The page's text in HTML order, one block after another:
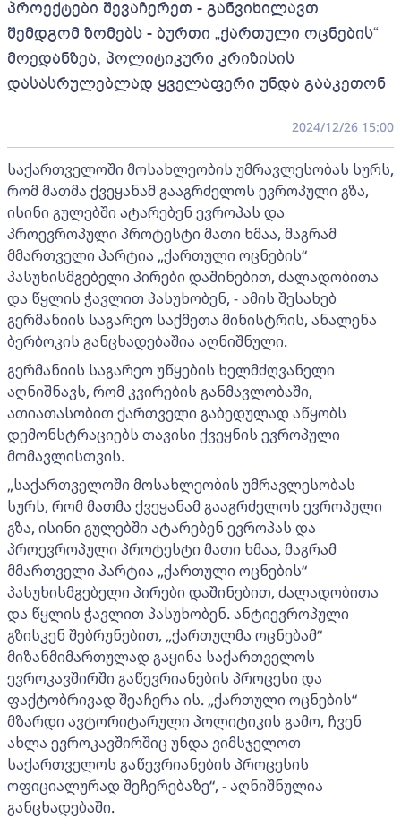
პროექტები შევაჩერეთ - განვიხილავთ
შემდგომ ზომებს - ბურთი „ქართული ოცნების“
მოედანზეა, პოლიტიკური კრიზისის
დასასრულებლად ყველაფერი უნდა გააკეთონ
2024/12/26 15:00
საქართველოში მოსახლეობის უმრავლესობას სურს,
რომ მათმა ქვეყანამ გააგრძელოს ევროპული გზა,
ისინი გულებში ატარებენ ევროპას და
პროევროპული პროტესტი მათი ხმაა, მაგრამ
მმართველი პარტია „ქართული ოცნების“
პასუხისმგებელი პირები დაშინებით, ძალადობითა
და წყლის ჭავლით პასუხობენ, - ამის შესახებ
გერმანიის საგარეო საქმეთა მინისტრის, ანალენა
ბერბოკის განცხადებაშია აღნიშნული.
გერმანიის საგარეო უწყების ხელმძღვანელი
აღნიშნავს, რომ კვირების განმავლობაში,
ათიათასობით ქართველი გაბედულად აწყობს
დემონსტრაციებს თავისი ქვეყნის ევროპული
მომავლისთვის.
„საქართველოში მოსახლეობის უმრავლესობას
სურს, რომ მათმა ქვეყანამ გააგრძელოს ევროპული
გზა, ისინი გულებში ატარებენ ევროპას და
პროევროპული პროტესტი მათი ხმაა, მაგრამ
მმართველი პარტია „ქართული ოცნების“
პასუხისმგებელი პირები დაშინებით, ძალადობითა
და წყლის ჭავლით პასუხობენ. ანტიევროპული
გზისკენ შებრუნებით, „ქართულმა ოცნებამ“
მიზანმიმართულად გაყინა საქართველოს
ევროკავშირში გაწევრიანების პროცესი და
ფაქტობრივად შეაჩერა ის. „ქართული ოცნების“
მზარდი ავტორიტარული პოლიტიკის გამო, ჩვენ
ახლა ევროკავშირშიც უნდა ვიმსჯელოთ
საქართველოს გაწევრიანების პროცესის
ოფიციალურად შეჩერებაზე“, - აღნიშნულია
განცხადებაში.